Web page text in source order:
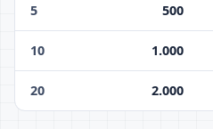
5 500
10 1.000
20 2.000